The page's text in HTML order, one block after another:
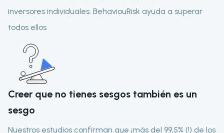
inversores individuales. BehaviouRisk ayuda a superar
todos ellos
Creer que no tienes sesgos también es un
sesgo
Nuestros estudios confirman que ¡más del 99,5% (!) de los